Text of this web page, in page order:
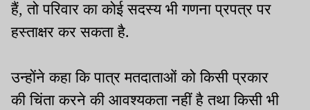
हैं, तो परिवार का कोई सदस्य भी गणना प्रपत्र पर
हस्ताक्षर कर सकता है.
उन्होंने कहा कि पात्र मतदाताओं को किसी प्रकार
की चिंता करने की आवश्यकता नहीं है तथा किसी भी